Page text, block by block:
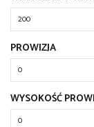
PROWIZJA
WYSOKOŚĆ